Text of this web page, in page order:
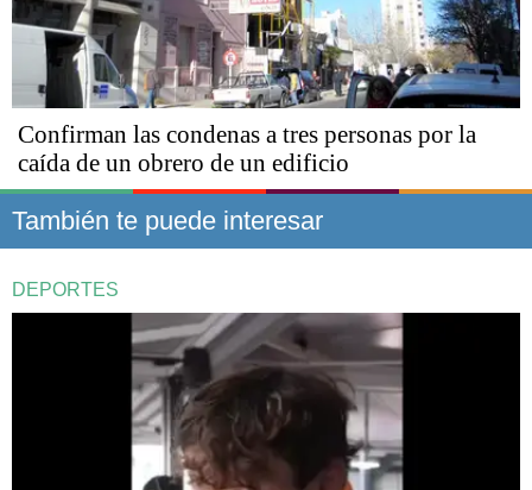
Confirman las condenas a tres personas por la
caída de un obrero de un edificio
También te puede interesar
DEPORTES